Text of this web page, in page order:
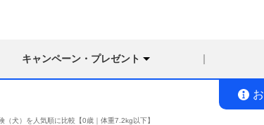
キャンペーン・プレゼント
（犬）を人気順に比較【0歳｜体重7.2kg以下】